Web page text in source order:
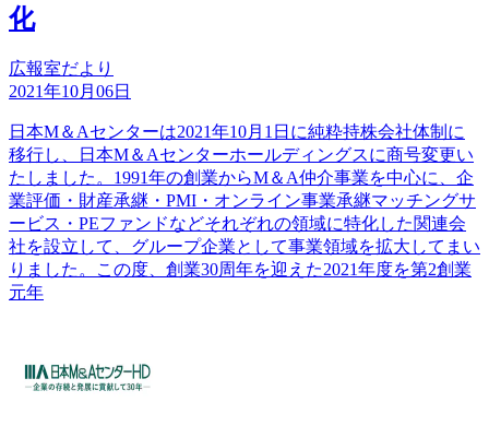
化
広報室だより
2021年10月06日
日本M＆Aセンターは2021年10月1日に純粋持株会社体制に
移行し、日本M＆Aセンターホールディングスに商号変更い
たしました。1991年の創業からM＆A仲介事業を中心に、企
業評価・財産承継・PMI・オンライン事業承継マッチングサ
ービス・PEファンドなどそれぞれの領域に特化した関連会
社を設立して、グループ企業として事業領域を拡大してまい
りました。この度、創業30周年を迎えた2021年度を第2創業
元年